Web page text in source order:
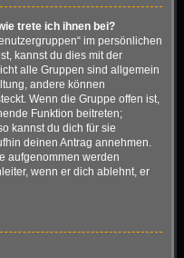
trete ich ihnen bei?
im persönlichen
kannst du dies mit der
alle Gruppen sind allgemein
andere können
Wenn die Gruppe offen ist,
Funktion beitreten;
kannst du dich für sie
deinen Antrag annehmen.
aufgenommen werden
wenn er dich ablehnt, er